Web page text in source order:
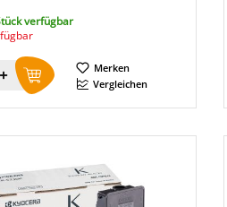
verfügbar
Merken
Vergleichen